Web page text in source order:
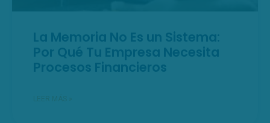
La Memoria No Es un Sistema:
Por Qué Tu Empresa Necesita
Procesos Financieros